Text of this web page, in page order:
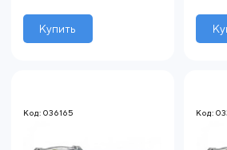
Купить
Код: 036165 Код: